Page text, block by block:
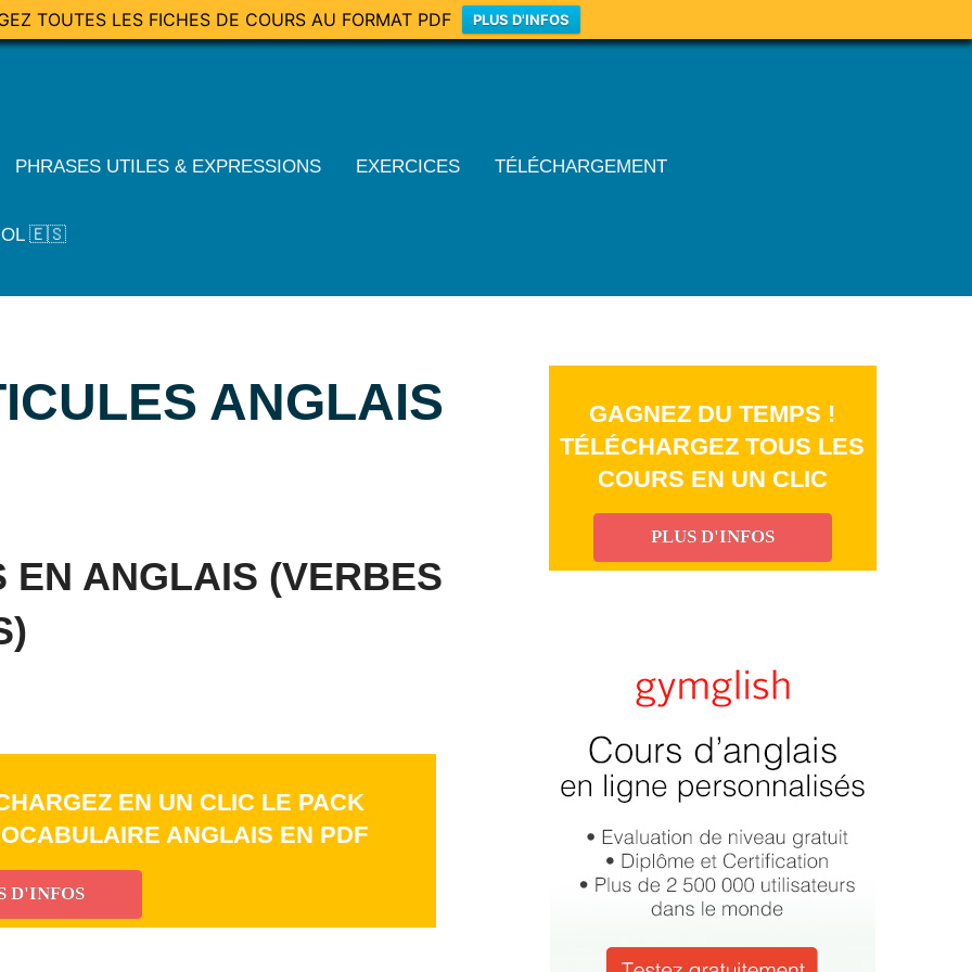
TOUTES LES FICHES DE COURS AU FORMAT PDF PLUS D'INFOS
PHRASES UTILES & EXPRESSIONS EXERCICES TÉLÉCHARGEMENT
🇪🇸
ANGLAIS
ANGLAIS (VERBES
EN UN CLIC LE PACK
ANGLAIS EN PDF
D'INFOS
GAGNEZ DU TEMPS !
TÉLÉCHARGEZ TOUS LES
COURS EN UN CLIC
PLUS D'INFOS